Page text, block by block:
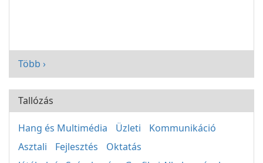
Több ›
Tallózás
Hang és Multimédia Üzleti
Kommunikáció
Asztali
Fejlesztés
Oktatás